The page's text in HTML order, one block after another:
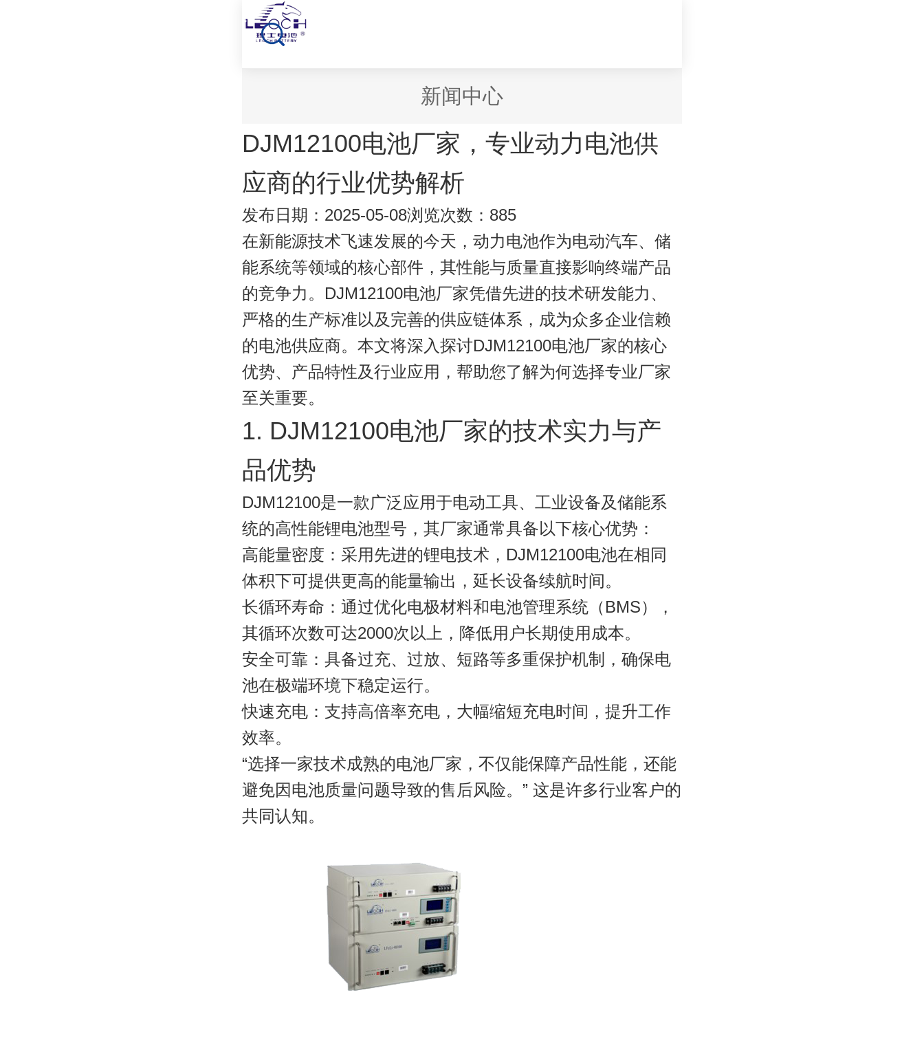
新闻中心
DJM12100电池厂家，专业动力电池供
应商的行业优势解析
发布日期：2025-05-08浏览次数：885
在新能源技术飞速发展的今天，动力电池作为电动汽车、储
能系统等领域的核心部件，其性能与质量直接影响终端产品
的竞争力。 DJM12100电池厂家凭借先进的技术研发能力、
严格的生产标准以及完善的供应链体系，成为众多企业信赖
的电池供应商。本文将深入探讨DJM12100电池厂家的核心
优势、产品特性及行业应用，帮助您了解为何选择专业厂家
至关重要。
1. DJM12100电池厂家的技术实力与产
品优势
DJM12100是一款广泛应用于电动工具、工业设备及储能系
统的高性能锂电池型号，其厂家通常具备以下核心优势：
高能量密度 ：采用先进的锂电技术，DJM12100电池在相同
体积下可提供更高的能量输出，延长设备续航时间。
长循环寿命 ：通过优化电极材料和电池管理系统（BMS），
其循环次数可达2000次以上，降低用户长期使用成本。
安全可靠 ：具备过充、过放、短路等多重保护机制，确保电
池在极端环境下稳定运行。
快速充电 ：支持高倍率充电，大幅缩短充电时间，提升工作
效率。
“选择一家技术成熟的电池厂家，不仅能保障产品性能，还能
避免因电池质量问题导致的售后风险。” 这是许多行业客户的
共同认知。